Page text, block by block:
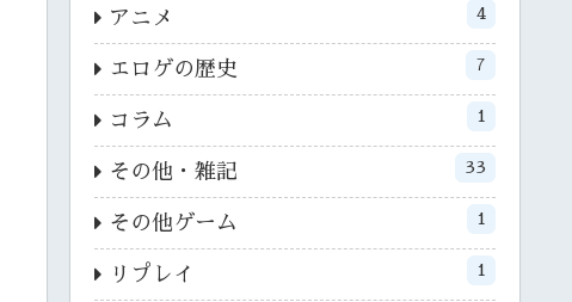
アニメ 4
エロゲの歴史 7
コラム 1
その他・雑記 33
その他ゲーム 1
リプレイ 1